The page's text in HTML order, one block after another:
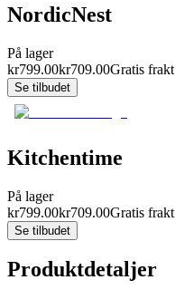
NordicNest
På lager
kr799.00kr709.00Gratis frakt
Se tilbudet
Kitchentime
På lager
kr799.00kr709.00Gratis frakt
Se tilbudet
Produktdetaljer